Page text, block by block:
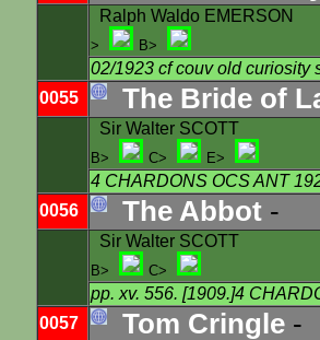
Ralph Waldo EMERSON
> B>
02/1923 cf couv old curiosity
0055
The Bride of
Sir Walter SCOTT
B> C> E>
4 CHARDONS OCS ANT
0056
The Abbot -
Sir Walter SCOTT
B> C>
pp. xv. 556. [1909.]4
0057
Tom Cringle -